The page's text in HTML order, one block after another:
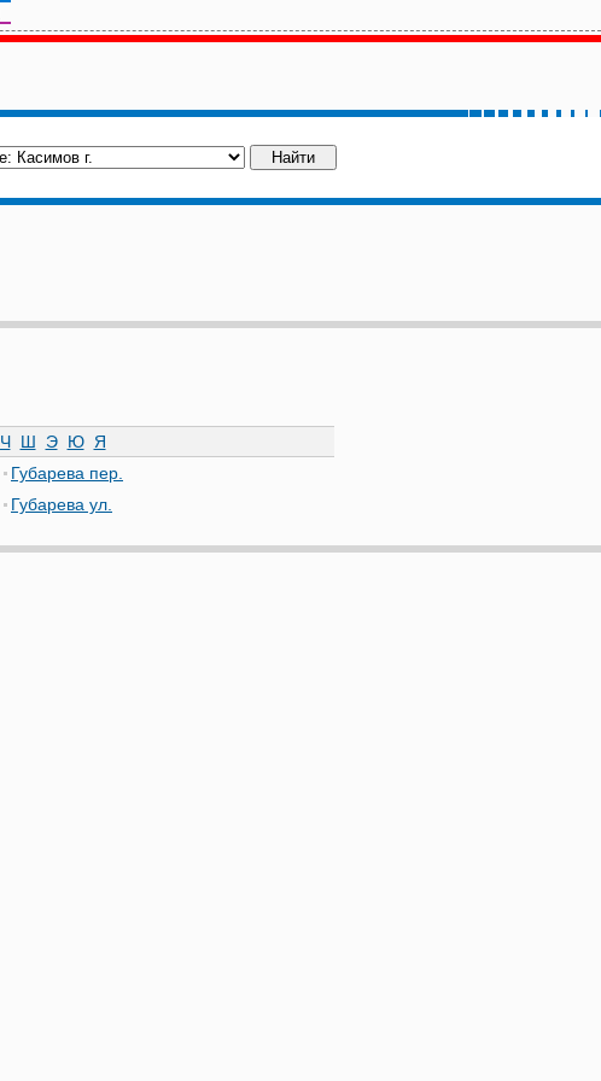
Ч Ш Э Ю Я
Губарева пер.
Губарева ул.